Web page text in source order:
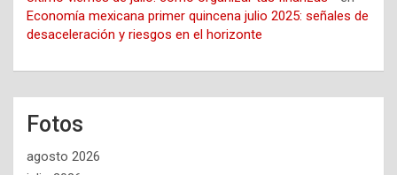
Economía mexicana primer quincena julio 2025: señales de
desaceleración y riesgos en el horizonte
Fotos
agosto 2026